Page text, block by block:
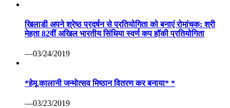
खिलाडी अपने श्रेष्ठ प्रदर्षन से प्रतियोगिता को बनाएं रोमांचक: श्री
मेहता 82वीं अखिल भारतीय सिंधिया स्वर्ण कप हॉकी प्रतियोगिता
—03/24/2019
*हेमू कालानी जन्मोत्सव मिष्ठान वितरण कर बनाया* *
—03/23/2019